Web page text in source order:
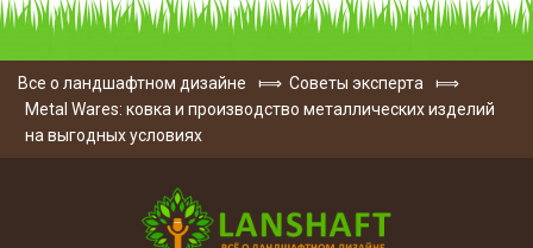
Все о ландшафтном дизайне ⟾ Советы эксперта
⟾
Metal Wares: ковка и производство металлических изделий
на выгодных условиях